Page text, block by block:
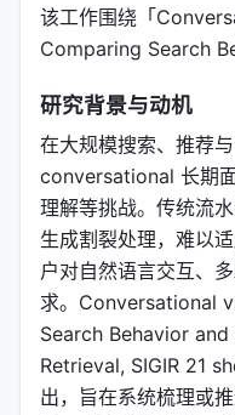
该工作围绕「
Comparing Search
研究背景与动机
在大规模搜索、推荐与
conversational 长期
理解等挑战。传统流
生成割裂处理，难以
户对自然语言交互、
求。Conversational
Search Behavior
Retrieval, SIGIR 21
出，旨在系统梳理或